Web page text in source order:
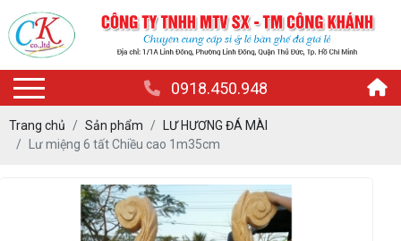
0918.450.948
Trang chủ Sản phẩm
LƯ HƯƠNG ĐÁ MÀI
Lư miệng 6 tất Chiều cao 1m35cm